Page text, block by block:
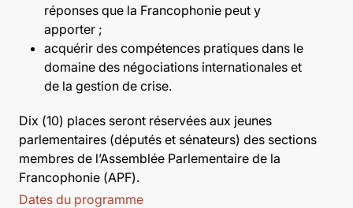
réponses que la Francophonie peut y
apporter ;
acquérir des compétences pratiques dans le
domaine des négociations internationales et
de la gestion de crise.
Dix (10) places seront réservées aux jeunes
parlementaires (députés et sénateurs) des sections
membres de l’Assemblée Parlementaire de la
Francophonie (APF).
Dates du programme